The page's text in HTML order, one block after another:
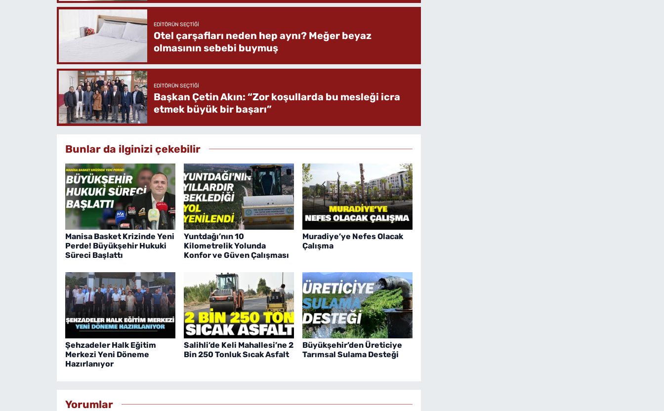
EDITÖRÜN SEÇTIĞI
Otel çarşafları neden hep aynı? Meğer beyaz
olmasının sebebi buymuş
EDITÖRÜN SEÇTIĞI
Başkan Çetin Akın: “Zor koşullarda bu mesleği icra
etmek büyük bir başarı”
Bunlar da ilginizi çekebilir
Manisa Basket Krizinde Yeni
Perde! Büyükşehir Hukuki
Süreci Başlattı
Yuntdağı’nın 10
Kilometrelik Yolunda
Konfor ve Güven Çalışması
Muradiye’ye Nefes Olacak
Çalışma
Şehzadeler Halk Eğitim
Merkezi Yeni Döneme
Hazırlanıyor
Salihli’de Keli Mahallesi’ne 2
Bin 250 Tonluk Sıcak Asfalt
Büyükşehir’den Üreticiye
Tarımsal Sulama Desteği
Yorumlar